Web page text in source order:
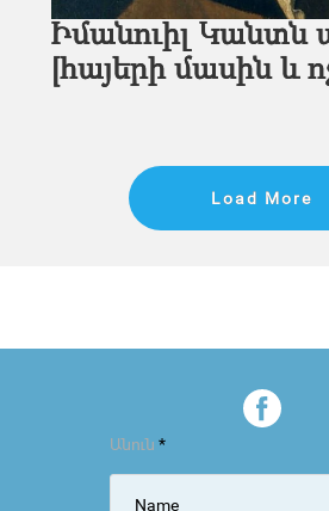
Իմանուիլ Կանտն
[հայերի մասին և
Load More
Անուն *